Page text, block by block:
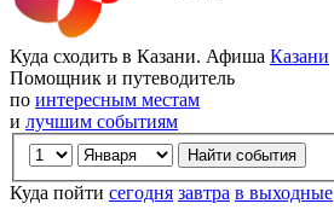
Куда сходить в Казани. Афиша Казани
Помощник и путеводитель
по интересным местам
и лучшим событиям
Куда пойти сегодня завтра в выходные